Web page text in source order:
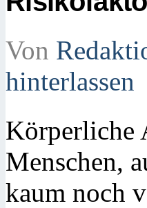
Von
hinterlassen
Körperliche
Menschen,
kaum noch